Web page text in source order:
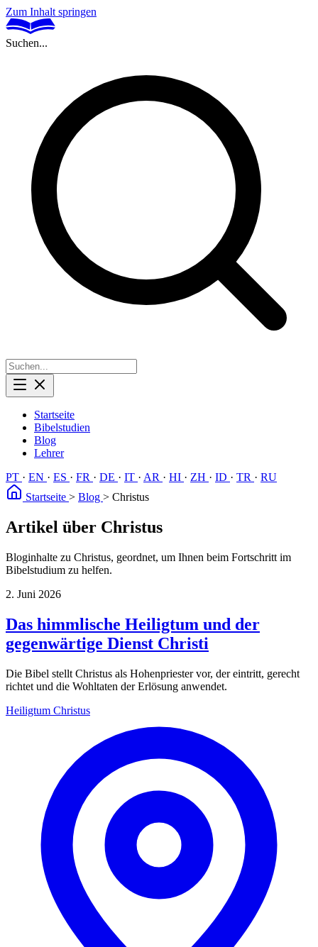
Zum Inhalt springen
Suchen...
Startseite
Bibelstudien
Blog
Lehrer
PT · EN · ES · FR · DE · IT · AR · HI · ZH · ID · TR · RU
Startseite > Blog > Christus
Artikel über Christus
Bloginhalte zu Christus, geordnet, um Ihnen beim Fortschritt im
Bibelstudium zu helfen.
2. Juni 2026
Das himmlische Heiligtum und der
gegenwärtige Dienst Christi
Die Bibel stellt Christus als Hohenpriester vor, der eintritt, gerecht
richtet und die Wohltaten der Erlösung anwendet.
Heiligtum Christus